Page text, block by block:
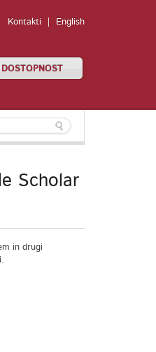
Kontakti English
DOSTOPNOST
Scholar
in drugi